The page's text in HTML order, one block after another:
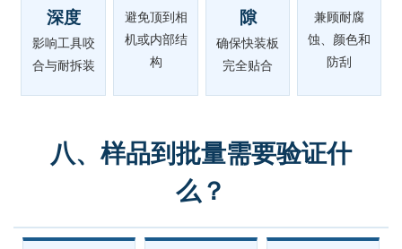
深度
影响工具咬
合与耐拆装
避免顶到相
机或内部结
构
隙
确保快装板
完全贴合
兼顾耐腐
蚀、颜色和
防刮
八、样品到批量需要验证什
么？